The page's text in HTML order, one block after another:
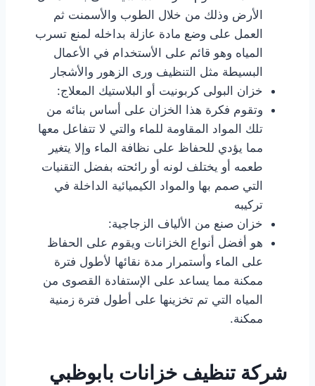
الأرض وذلك من خلال الطوب والأسمنت ثم
العمل على وضع مادة عازلة بداخله لمنع تسرب
المياه وهو قائم على الأستخدام في الأعمال
البسيطة مثل التنظيف ورى الزهور والأشجار
خزان البولى كربونيت أو البلاستيك المعلاج:
وتقوم فكرة هذا الخزان على أساس بنائه من
تلك المواد المقاومة للماء والتي لا تتفاعل معها
مما يؤدي للحفاظ على نظافة الماء وإلا يتغير
طعمه أو يختلف لونه أو رائحته بفضل التقنيات
التي صمم بها والمواد الكيميائية الداخلة في
تركيبه
خزان صنع من الألياف الزجاجية:
هو أفضل أنواع الخزانات ويقوم على الحفاظ
على الماء وأستمرار مدة نقائها لأطول فترة
ممكنة مما يساعد على الإستفادة القصوى من
المياه التي تم تخزينها على أطول فترة زمنية
ممكنة.
شركة تنظيف خزانات بابوظبي